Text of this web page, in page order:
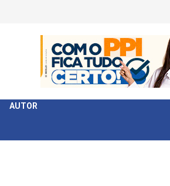
define a 2° fase, times e formato
AUTOR